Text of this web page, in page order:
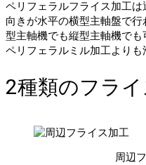
ペリフェラルフライス加工
向きが水平の横型主軸盤で
型主軸機でも縦型主軸機でも
ペリフェラルミル加工よりも
2種類のフライ
周辺